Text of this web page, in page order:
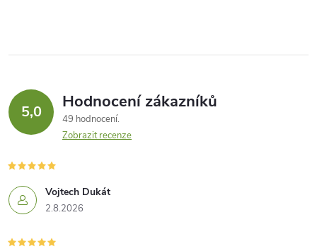
5,0 Hodnocení zákazníků
49 hodnocení
Zobrazit recenze
Vojtech Dukát
2.8.2026